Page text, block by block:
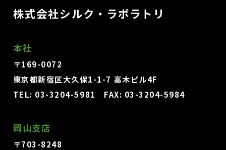
株式会社シルク・ラボラトリ
本社
〒169-0072
東京都新宿区大久保1-1-7 高木ビル4F
TEL: 03-3204-5981 FAX: 03-3204-5984
岡山支店
〒703-8248